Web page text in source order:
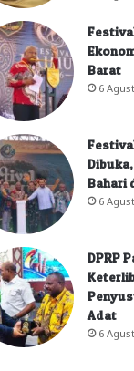
Barat
6
Bahari
6
DPRP
Adat
6